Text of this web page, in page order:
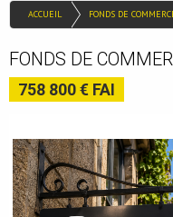
ACCUEIL FONDS DE
FONDS DE
758 800 € FAI